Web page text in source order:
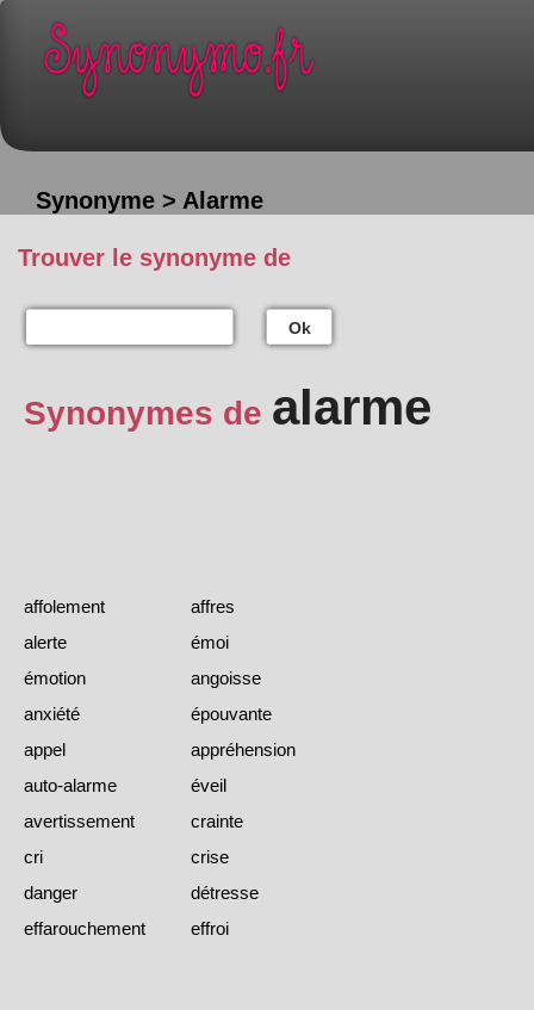
Synonyme > Alarme
Trouver le synonyme de
Ok
Synonymes de alarme
affolement
affres
alerte
émoi
émotion
angoisse
anxiété
épouvante
appel
appréhension
auto-alarme
éveil
avertissement
crainte
cri
crise
danger
détresse
effarouchement
effroi